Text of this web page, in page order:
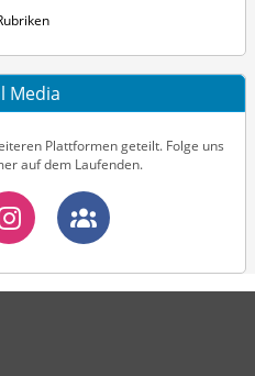
Media
Plattformen geteilt. Folge uns
auf dem Laufenden.